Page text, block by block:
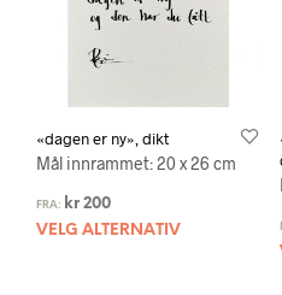
«dagen er ny», dikt
Mål innrammet: 20 x 26 cm
FRA: kr 200
VELG ALTERNATIV